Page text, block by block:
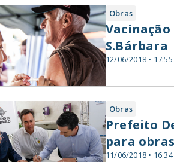
Obras
12/06/2018 • 17:55
S.Bárbara
Obras
11/06/2018 • 16:34
Prefeito
para